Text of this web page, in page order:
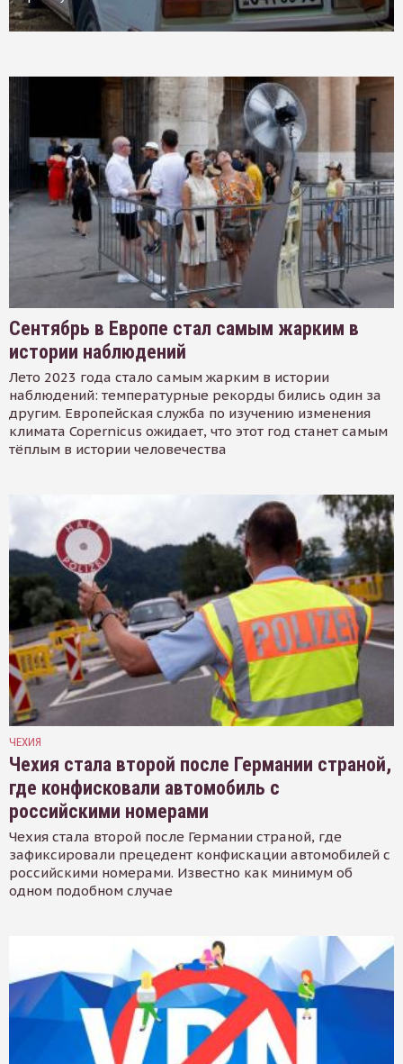
Сентябрь в Европе стал самым жарким в
истории наблюдений
Лето 2023 года стало самым жарким в истории
наблюдений: температурные рекорды бились один за
другим. Европейская служба по изучению изменения
климата Copernicus ожидает, что этот год станет самым
тёплым в истории человечества
ЧЕХИЯ
Чехия стала второй после Германии страной,
где конфисковали автомобиль с
российскими номерами
Чехия стала второй после Германии страной, где
зафиксировали прецедент конфискации автомобилей с
российскими номерами. Известно как минимум об
одном подобном случае